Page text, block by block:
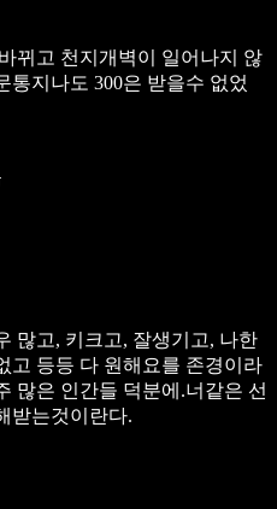
뀌고 천지개벽이 일어나지 않
통지나도 300은 받을수 없었
많고, 키크고, 잘생기고, 나한
고 등등 다 원해요를 존경이라
많은 인간들 덕분에.너같은 선
받는것이란다.